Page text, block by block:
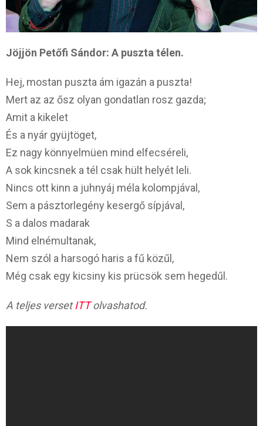
Jöjjön Petőfi Sándor: A puszta télen.
Hej, mostan puszta ám igazán a puszta!
Mert az az ősz olyan gondatlan rosz gazda;
Amit a kikelet
És a nyár gyüjtöget,
Ez nagy könnyelmüen mind elfecséreli,
A sok kincsnek a tél csak hült helyét leli.
Nincs ott kinn a juhnyáj méla kolompjával,
Sem a pásztorlegény kesergő sípjával,
S a dalos madarak
Mind elnémultanak,
Nem szól a harsogó haris a fű közűl,
Még csak egy kicsiny kis prücsök sem hegedűl.
A teljes versetITTolvashatod.